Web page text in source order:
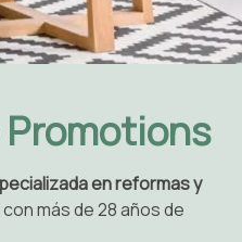
en reformas y
más de 28 años de